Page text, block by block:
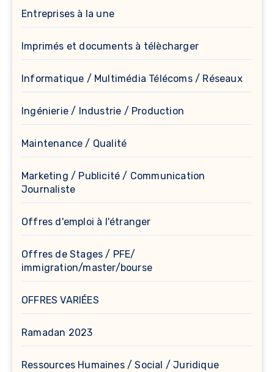
Entreprises à la une
Imprimés et documents à télècharger
Informatique / Multimédia Télécoms / Réseaux
Ingénierie / Industrie / Production
Maintenance / Qualité
Marketing / Publicité / Communication
Journaliste
Offres d'emploi à l'étranger
Offres de Stages / PFE/
immigration/master/bourse
OFFRES VARIÉES
Ramadan 2023
Ressources Humaines / Social / Juridique